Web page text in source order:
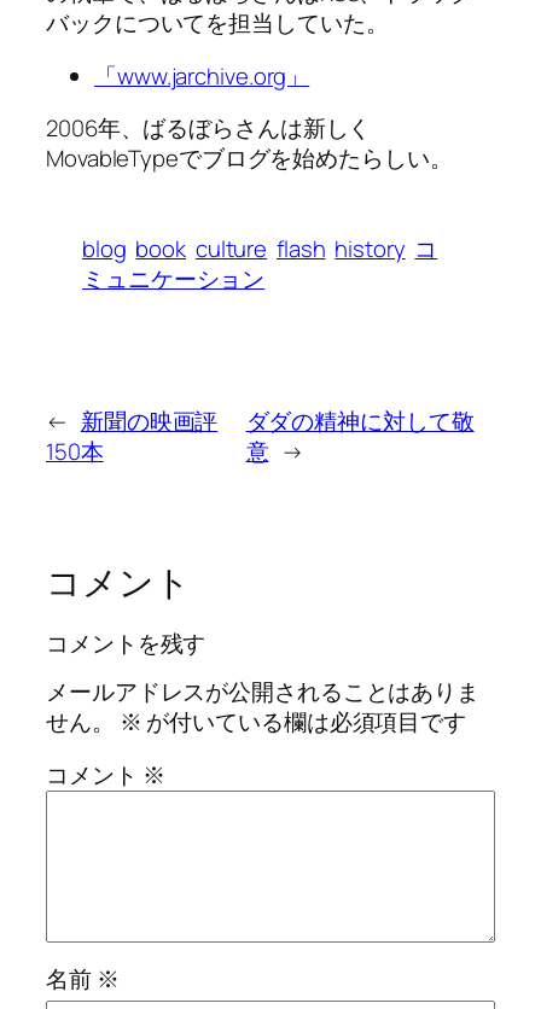
バックについてを担当していた。
「www.jarchive.org」
2006年、ばるぼらさんは新しく
MovableTypeでブログを始めたらしい。
blog book culture flash history コ
ミュニケーション
← 新聞の映画評
150本
ダダの精神に対して敬
意 →
コメント
コメントを残す
メールアドレスが公開されることはありま
せん。
※ が付いている欄は必須項目です
コメント ※
名前 ※